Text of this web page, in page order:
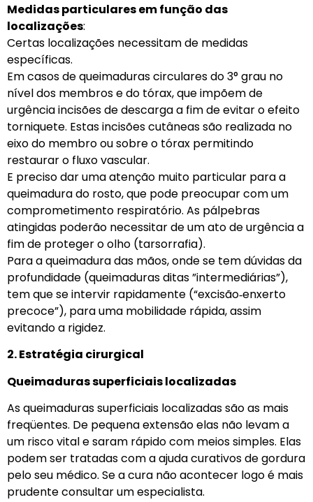
Medidas particulares em função das
localizações:
Certas localizações necessitam de medidas
específicas.
Em casos de queimaduras circulares do 3° grau no
nível dos membros e do tórax, que impõem de
urgência incisões de descarga a fim de evitar o efeito
torniquete. Estas incisões cutâneas são realizada no
eixo do membro ou sobre o tórax permitindo
restaurar o fluxo vascular.
E preciso dar uma atenção muito particular para a
queimadura do rosto, que pode preocupar com um
comprometimento respiratório. As pálpebras
atingidas poderão necessitar de um ato de urgência a
fim de proteger o olho (tarsorrafia).
Para a queimadura das mãos, onde se tem dúvidas da
profundidade (queimaduras ditas ”intermediárias”),
tem que se intervir rapidamente (“excisão­‐enxerto
precoce”), para uma mobilidade rápida, assim
evitando a rigidez.
2. Estratégia cirurgical
Queimaduras superficiais localizadas
As queimaduras superficiais localizadas são as mais
freqüentes. De pequena extensão elas não levam a
um risco vital e saram rápido com meios simples. Elas
podem ser tratadas com a ajuda curativos de gordura
pelo seu médico. Se a cura não acontecer logo é mais
prudente consultar um especialista.